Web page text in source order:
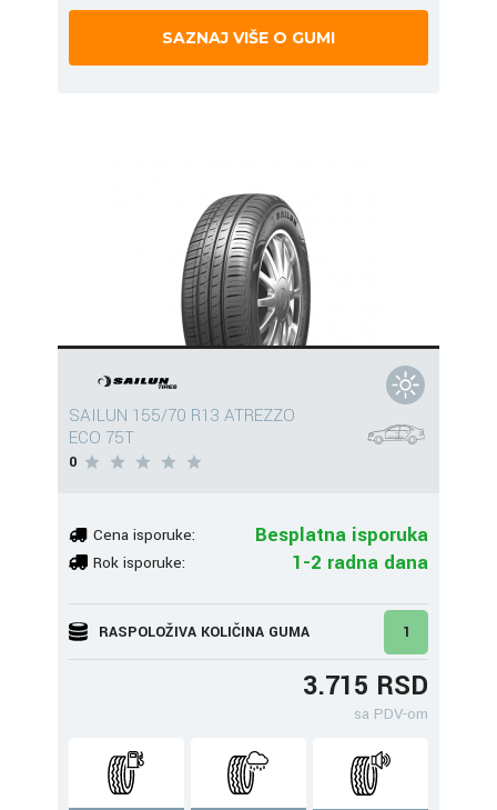
SAZNAJ VIŠE O GUMI
SAILUN 155/70 R13 ATREZZO
ECO 75T
0
Cena isporuke: Besplatna isporuka
Rok isporuke: 1-2 radna dana
RASPOLOŽIVA KOLIČINA GUMA 1
3.715 RSD
sa PDV-om